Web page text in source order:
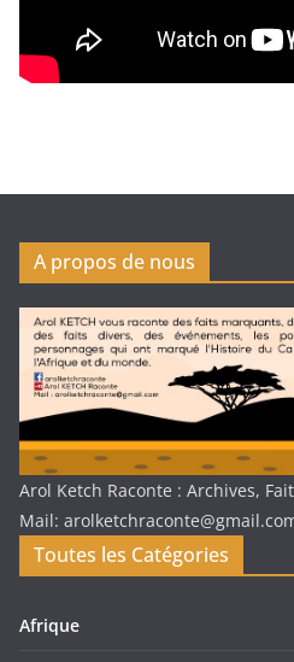
A propos de nous
Arol Ketch Raconte : Archives,
Mail:
Toutes les Catégories
Afrique